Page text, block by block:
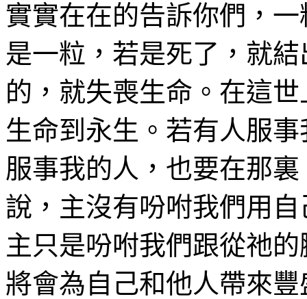
實實在在的告訴你們，
是一粒，若是死了，就
的，就失喪生命。在這
生命到永生。若有人服
服事我的人，也要在那
說，主沒有吩咐我們用自
主只是吩咐我們跟從祂
將會為自己和他人帶來